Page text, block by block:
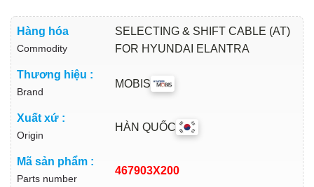
Hàng hóa
Commodity
SELECTING & SHIFT CABLE (AT)
FOR HYUNDAI ELANTRA
Thương hiệu :
Brand
MOBIS
Xuất xứ :
Origin
HÀN QUỐC
Mã sản phẩm :
Parts number
467903X200